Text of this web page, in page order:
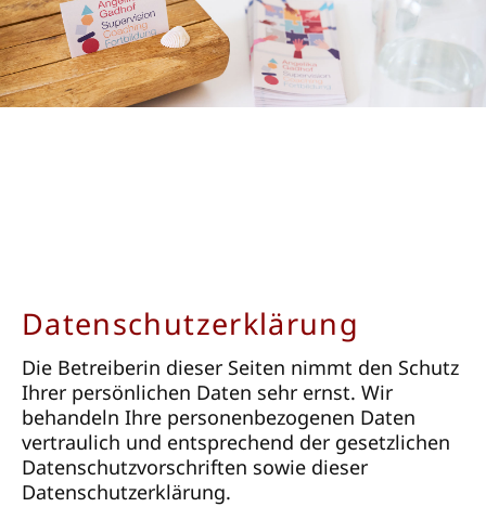
ÜBER MICH
KONTAKT
Datenschutzerklärung
Die Betreiberin dieser Seiten nimmt den Schutz
Ihrer persönlichen Daten sehr ernst. Wir
behandeln Ihre personenbezogenen Daten
vertraulich und entsprechend der gesetzlichen
Datenschutzvorschriften sowie dieser
Datenschutzerklärung.